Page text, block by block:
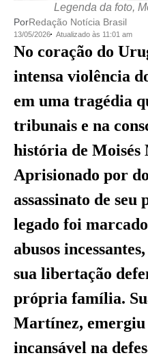
Legenda da foto,
PorRedação Notícia Brasil
13/05/2026 Atualizado às 11:01 am
No coração do
intensa violência
em uma tragédia
tribunais e na
história de Moisés
Aprisionado por
assassinato de
legado foi
abusos
sua libertação
própria família.
Martínez, emergiu
incansável na